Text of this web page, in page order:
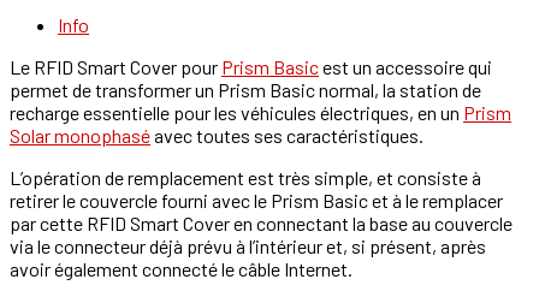
Info
Le RFID Smart Cover pour Prism Basicest un accessoire qui
permet de transformer un Prism Basic normal, la station de
recharge essentielle pour les véhicules électriques, en un Prism
Solar monophaséavec toutes ses caractéristiques.
L’opération de remplacement est très simple, et consiste à
retirer le couvercle fourni avec le Prism Basic et à le remplacer
par cette RFID Smart Cover en connectant la base au couvercle
via le connecteur déjà prévu à l’intérieur et, si présent, après
avoir également connecté le câble Internet.